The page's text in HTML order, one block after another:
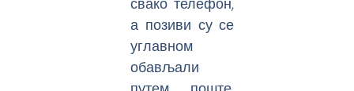
а позиви су се
углавном
обављали